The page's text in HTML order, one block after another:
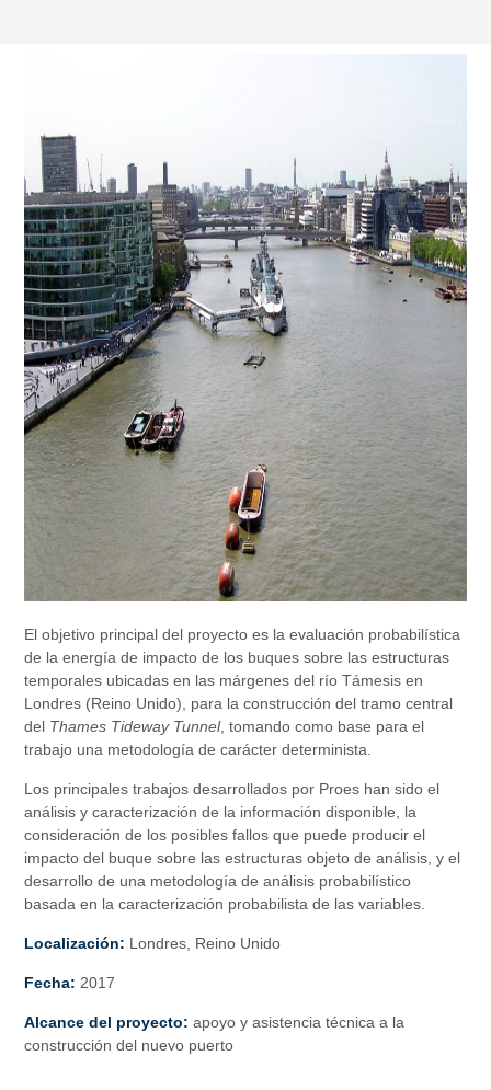
El objetivo principal del proyecto es la evaluación probabilística
de la energía de impacto de los buques sobre las estructuras
temporales ubicadas en las márgenes del río Támesis en
Londres (Reino Unido), para la construcción del tramo central
del Thames Tideway Tunnel, tomando como base para el
trabajo una metodología de carácter determinista.
Los principales trabajos desarrollados por Proes han sido el
análisis y caracterización de la información disponible, la
consideración de los posibles fallos que puede producir el
impacto del buque sobre las estructuras objeto de análisis, y el
desarrollo de una metodología de análisis probabilístico
basada en la caracterización probabilista de las variables.
Localización: Londres, Reino Unido
Fecha: 2017
Alcance del proyecto: apoyo y asistencia técnica a la
construcción del nuevo puerto